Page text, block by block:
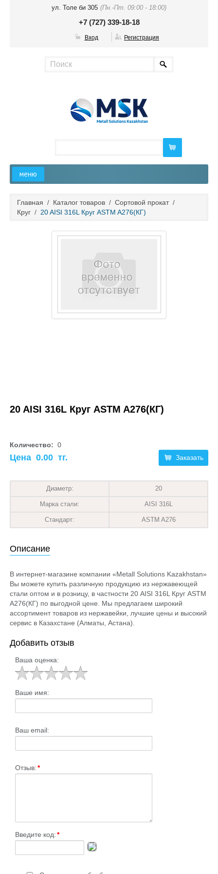
ул. Толе би 305 (Пн.-Пт. 09:00 - 18:00)
+7 (727) 339-18-18
Вход Регистрация
меню
О компании
Каталог товаров
Главная / Каталог товаров / Сортовой прокат /
Круг / 20 AISI 316L Круг ASTM A276(КГ)
20 AISI 316L Круг ASTM A276(КГ)
Количество: 0
Заказать
Цена 0.00 тг.
Диаметр: 20
Марка стали: AISI 316L
Стандарт: ASTM A276
Описание
В интернет-магазине компании «Metall Solutions Kazakhstan»
Вы можете купить различную продукцию из нержавеющей
стали оптом и в розницу, в частности 20 AISI 316L Круг ASTM
A276(КГ) по выгодной цене. Мы предлагаем широкий
ассортимент товаров из нержавейки, лучшие цены и высокий
сервис в Казахстане (Алматы, Астана).
Добавить отзыв
Ваша оценка:
Ваше имя:
Ваш email:
Отзыв:*
Введите код:*